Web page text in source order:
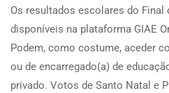
Os resultados escolares do Final
disponíveis na plataforma GIAE
Podem, como costume, aceder
ou de encarregado(a) de
privado. Votos de Santo Natal e